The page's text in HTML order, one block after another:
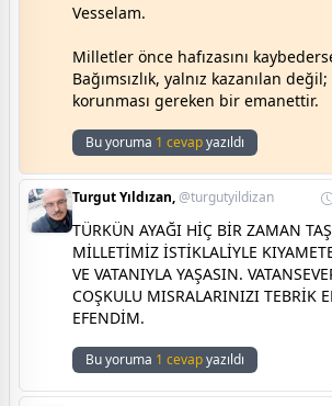
Vesselam.
Milletler önce hafızasını
Bağımsızlık, yalnız kazanılan
korunması gereken bir emanettir.
Bu yoruma 1 cevapyazıldı
Turgut Yıldızan,@turgutyildizan
TÜRKÜN AYAĞI HİÇ BİR ZAMAN
MİLLETİMİZ İSTİKLALİYLE
VE VATANIYLA YAŞASIN.
COŞKULU MISRALARINIZI TEBRİK
EFENDİM.
Bu yoruma 1 cevapyazıldı